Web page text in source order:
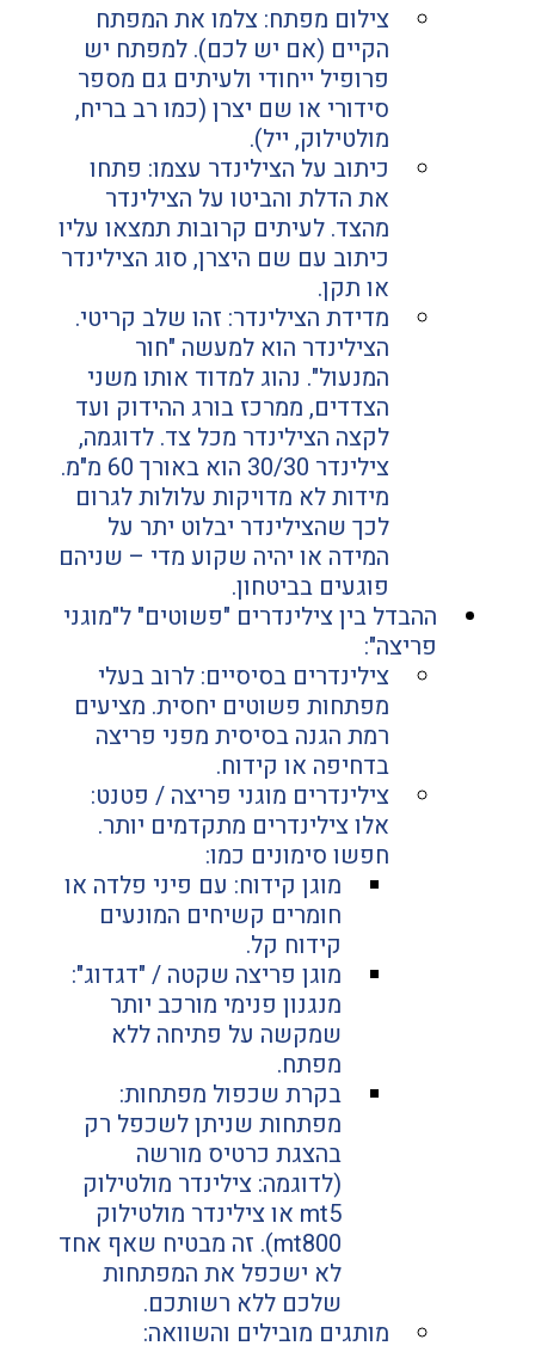
צילום מפתח: צלמו את המפתח
הקיים (אם יש לכם). למפתח יש
פרופיל ייחודי ולעיתים גם מספר
סידורי או שם יצרן (כמו רב בריח,
מולטילוק, ייל).
כיתוב על הצילינדר עצמו: פתחו
את הדלת והביטו על הצילינדר
מהצד. לעיתים קרובות תמצאו עליו
כיתוב עם שם היצרן, סוג הצילינדר
או תקן.
מדידת הצילינדר: זהו שלב קריטי.
הצילינדר הוא למעשה "חור
המנעול". נהוג למדוד אותו משני
הצדדים, ממרכז בורג ההידוק ועד
לקצה הצילינדר מכל צד. לדוגמה,
צילינדר 30/30 הוא באורך 60 מ"מ.
מידות לא מדויקות עלולות לגרום
לכך שהצילינדר יבלוט יתר על
המידה או יהיה שקוע מדי – שניהם
פוגעים בביטחון.
ההבדל בין צילינדרים "פשוטים" ל"מוגני
פריצה":
צילינדרים בסיסיים: לרוב בעלי
מפתחות פשוטים יחסית. מציעים
רמת הגנה בסיסית מפני פריצה
בדחיפה או קידוח.
צילינדרים מוגני פריצה / פטנט:
אלו צילינדרים מתקדמים יותר.
חפשו סימונים כמו:
מוגן קידוח: עם פיני פלדה או
חומרים קשיחים המונעים
קידוח קל.
מוגן פריצה שקטה / "דגדוג":
מנגנון פנימי מורכב יותר
שמקשה על פתיחה ללא
מפתח.
בקרת שכפול מפתחות:
מפתחות שניתן לשכפל רק
בהצגת כרטיס מורשה
(לדוגמה: צילינדר מולטילוק
mt5 או צילינדר מולטילוק
mt800). זה מבטיח שאף אחד
לא ישכפל את המפתחות
שלכם ללא רשותכם.
מותגים מובילים והשוואה: